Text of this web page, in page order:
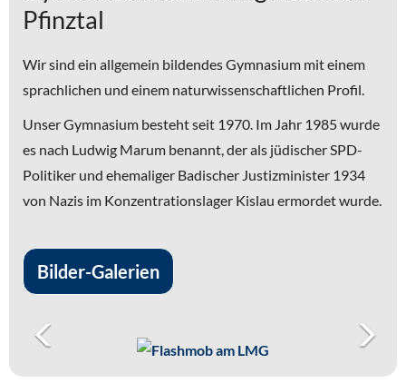
Pfinztal
Wir sind ein allgemein bildendes Gymnasium mit einem
sprachlichen und einem naturwissenschaftlichen Profil.
Unser Gymnasium besteht seit 1970. Im Jahr 1985 wurde
es nach Ludwig Marum benannt, der als jüdischer SPD-
Politiker und ehemaliger Badischer Justizminister 1934
von Nazis im Konzentrationslager Kislau ermordet wurde.
Bilder-Galerien